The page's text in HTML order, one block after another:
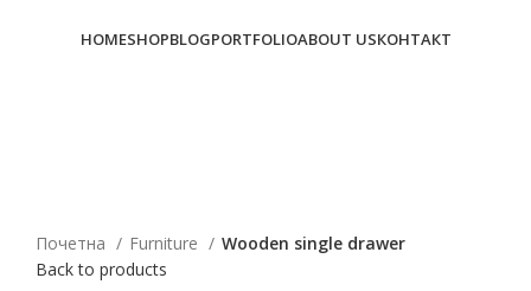
HOMESHOPBLOGPORTFOLIOABOUT USКОНТАКТ
Почетна Furniture
Wooden single drawer
Back to products